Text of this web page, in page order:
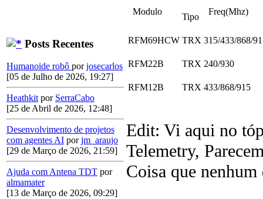
Posts Recentes
Humanoide robô porjosecarlos
[05 de Julho de 2026, 19:27]
Heathkit por SerraCabo
[25 de Abril de 2026, 12:48]
Desenvolvimento de projetos
com agentes AI porjm_araujo
[29 de Março de 2026, 21:59]
Ajuda com Antena TDT por
almamater
[13 de Março de 2026, 09:29]
Modulo
Tipo
Freq(Mhz)
RFM69HCW TRX 315/433/868/
RFM22B TRX 240/930
RFM12B TRX 433/868/915
Edit: Vi aqui no
Telemetry,
Coisa que